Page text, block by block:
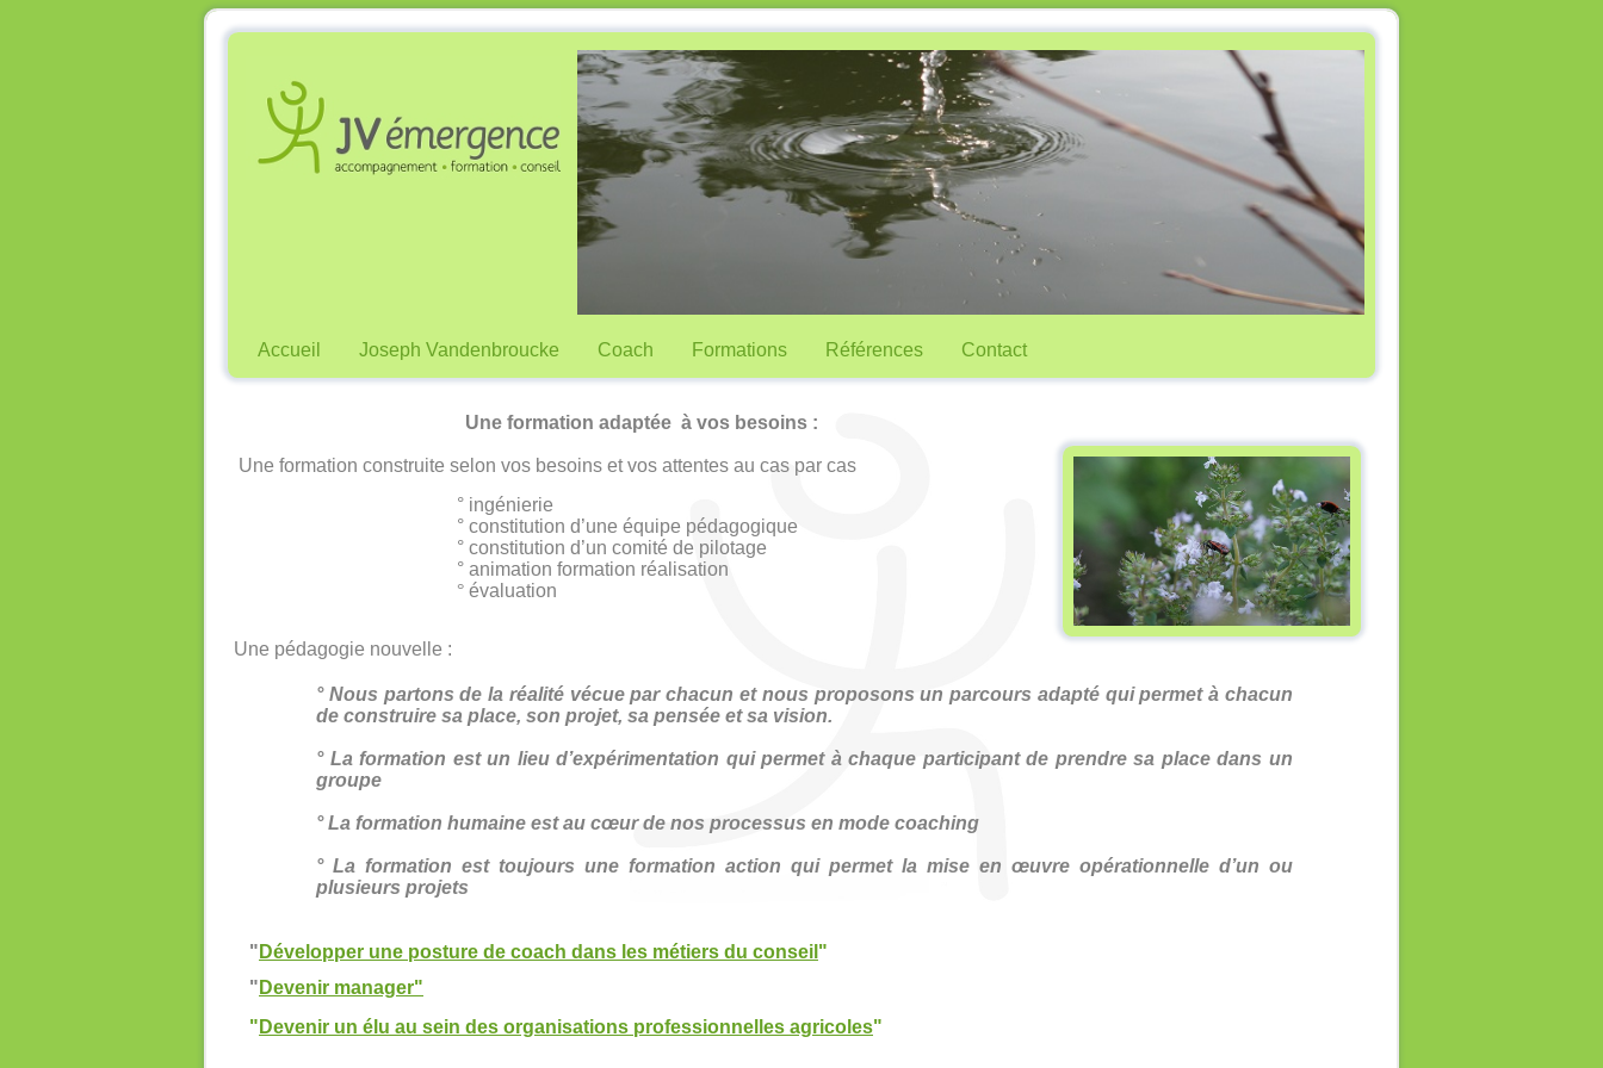
Accueil Joseph Vandenbroucke Coach Formations Références Contact
Une formation adaptée à vos besoins :
Une formation construite selon vos besoins et vos attentes au cas par cas
° ingénierie
° constitution d’une équipe pédagogique
° constitution d’un comité de pilotage
° animation formation réalisation
° évaluation
Une pédagogie nouvelle :
° Nous partons de la réalité vécue par chacun et nous proposons un parcours adapté qui permet à chacun
de construire sa place, son projet, sa pensée et sa vision.
° La formation est un lieu d’expérimentation qui permet à chaque participant de prendre sa place dans un
groupe
° La formation humaine est au cœur de nos processus en mode coaching
° La formation est toujours une formation action qui permet la mise en œuvre opérationnelle d’un ou
plusieurs projets
" Développer une posture de coach dans les métiers du conseil "
" Devenir manager"
" Devenir un élu au sein des organisations professionnelles agricoles"